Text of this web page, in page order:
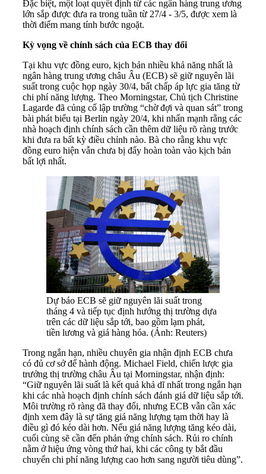
Đặc biệt, một loạt quyết định từ các ngân hàng trung ương
lớn sắp được đưa ra trong tuần từ 27/4 - 3/5, được xem là
thời điểm mang tính bước ngoặt.
Kỳ vọng về chính sách của ECB thay đổi
Tại khu vực đồng euro, kịch bản nhiều khả năng nhất là
ngân hàng trung ương châu Âu (ECB) sẽ giữ nguyên lãi
suất trong cuộc họp ngày 30/4, bất chấp áp lực gia tăng từ
chi phí năng lượng. Theo Morningstar, Chủ tịch Christine
Lagarde đã củng cố lập trường “chờ đợi và quan sát” trong
bài phát biểu tại Berlin ngày 20/4, khi nhấn mạnh rằng các
nhà hoạch định chính sách cần thêm dữ liệu rõ ràng trước
khi đưa ra bất kỳ điều chỉnh nào. Bà cho rằng khu vực
đồng euro hiện vẫn chưa bị đẩy hoàn toàn vào kịch bản
bất lợi nhất.
Dự báo ECB sẽ giữ nguyên lãi suất trong
tháng 4 và tiếp tục định hướng thị trường dựa
trên các dữ liệu sắp tới, bao gồm lạm phát,
tiền lương và giá hàng hóa. (Ảnh: Reuters)
Trong ngắn hạn, nhiều chuyên gia nhận định ECB chưa
có đủ cơ sở để hành động. Michael Field, chiến lược gia
trưởng thị trường châu Âu tại Morningstar, nhận định:
“Giữ nguyên lãi suất là kết quả khả dĩ nhất trong ngắn hạn
khi các nhà hoạch định chính sách đánh giá dữ liệu sắp tới.
Môi trường rõ ràng đã thay đổi, nhưng ECB vẫn cần xác
định xem đây là sự tăng giá năng lượng tạm thời hay là
điều gì đó kéo dài hơn. Nếu giá năng lượng tăng kéo dài,
cuối cùng sẽ cần đến phản ứng chính sách. Rủi ro chính
nằm ở hiệu ứng vòng thứ hai, khi các công ty bắt đầu
chuyển chi phí năng lượng cao hơn sang người tiêu dùng”.